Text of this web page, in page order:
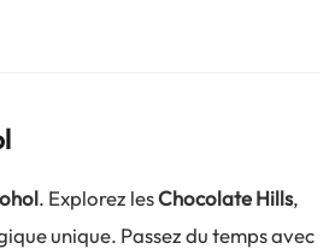
. Explorez lesChocolate Hills,
unique. Passez du temps avec